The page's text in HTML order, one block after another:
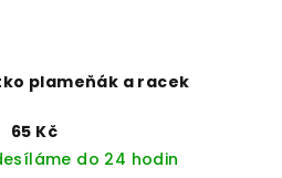
plameňák a racek
65 Kč
do 24 hodin